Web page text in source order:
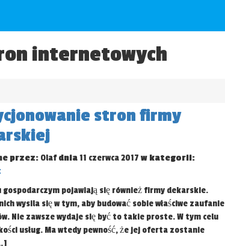
internetowych
stron firmy
przez: Olafdnia11 czerwca 2017 w kategorii:
gospodarczym pojawiają się również firmy dekarskie.
wysila się w tym, aby budować sobie właściwe zaufanie
Nie zawsze wydaje się być to takie proste. W tym celu
usług. Ma wtedy pewność, że jej oferta zostanie